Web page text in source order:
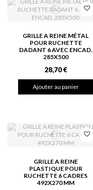
GRILLE A REINE MÉTAL
POUR RUCHETTE
DADANT 6 AVEC ENCAD.
285X500
28,70 €
Ajouter au panier
GRILLE A REINE
PLASTIQUE POUR
RUCHETTE 6 CADRES
492X270 MM